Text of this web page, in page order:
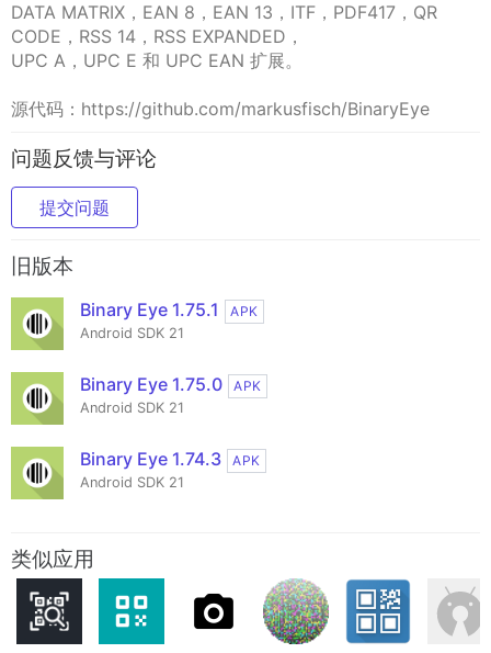
DATA MATRIX，EAN 8，EAN 13，ITF，PDF417，QR
CODE，RSS 14，RSS EXPANDED，
UPC A，UPC E 和 UPC EAN 扩展。
源代码：https://github.com/markusfisch/BinaryEye
问题反馈与评论
提交问题
旧版本
Binary Eye 1.75.1
APK
Android SDK 21
Binary Eye 1.75.0
APK
Android SDK 21
Binary Eye 1.74.3
APK
Android SDK 21
类似应用